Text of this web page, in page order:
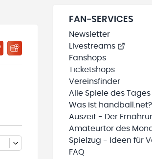
WIRD GELADEN
„MEINE TEAMS“ HINZUFÜGEN
FAN-SERVICES
Newsletter
Livestreams
Fanshops
Ticketshops
Vereinsfinder
Alle Spiele des Tages
Was ist handball.net?
Auszeit - Der
Amateurtor des
Spielzug - Ideen für
FAQ